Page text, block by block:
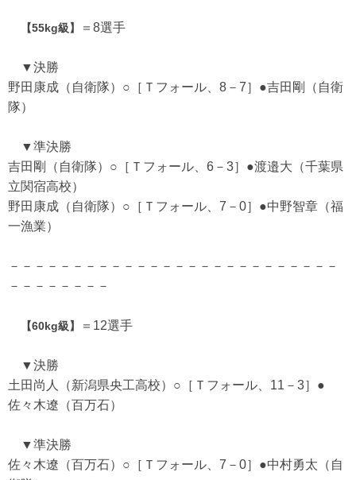
【55kg級】 ＝8選手
▼決勝
野田康成（自衛隊）○［Ｔフォール、8－7］●吉田剛（自衛
隊）
▼準決勝
吉田剛（自衛隊）○［Ｔフォール、6－3］●渡邉大（千葉県
立関宿高校）
野田康成（自衛隊）○［Ｔフォール、7－0］●中野智章（福
一漁業）
－－－－－－－－－－－－－－－－－－－－－－－－－－
－－－－－－－－
【60kg級】 ＝12選手
▼決勝
土田尚人（新潟県央工高校）○［Ｔフォール、11－3］●
佐々木遼（百万石）
▼準決勝
佐々木遼（百万石）○［Ｔフォール、7－0］●中村勇太（自